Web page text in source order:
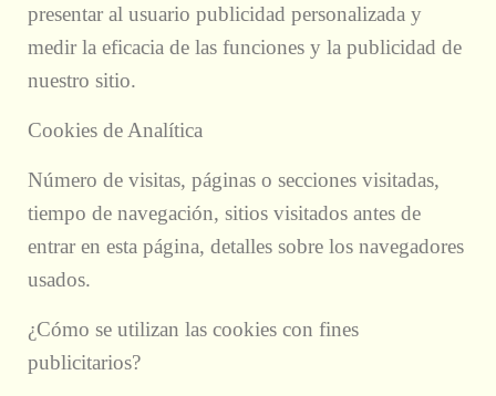
presentar al usuario publicidad personalizada y
medir la eficacia de las funciones y la publicidad de
nuestro sitio.
Cookies de Analítica
Número de visitas, páginas o secciones visitadas,
tiempo de navegación, sitios visitados antes de
entrar en esta página, detalles sobre los navegadores
usados.
¿Cómo se utilizan las cookies con fines
publicitarios?